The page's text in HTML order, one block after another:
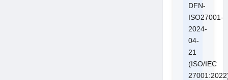
DFN-
ISO27001-
2024-
04-
21
(ISO/IEC